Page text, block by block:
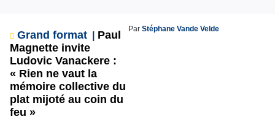
Grand format
Paul
Magnette invite
Ludovic Vanackere :
« Rien ne vaut la
mémoire collective du
plat mijoté au coin du
feu »
Par Stéphane Vande Velde